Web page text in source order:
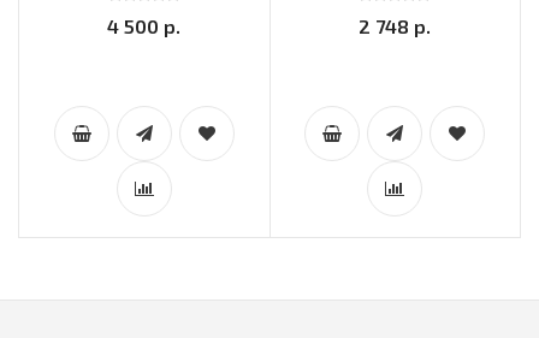
4 500 р. 2 748 р.